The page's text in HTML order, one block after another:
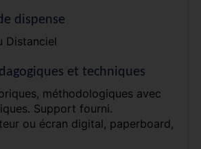
dispense
Distanciel
et techniques
méthodologiques avec
Support fourni.
ou écran digital, paperboard,